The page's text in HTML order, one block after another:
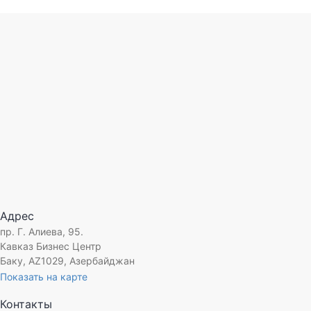
Дата внедрения:
Менеджер проекта:
Адрес
пр. Г. Алиева, 95.
Кавказ Бизнес Центр
Баку, AZ1029, Азербайджан
Показать на карте
Контакты